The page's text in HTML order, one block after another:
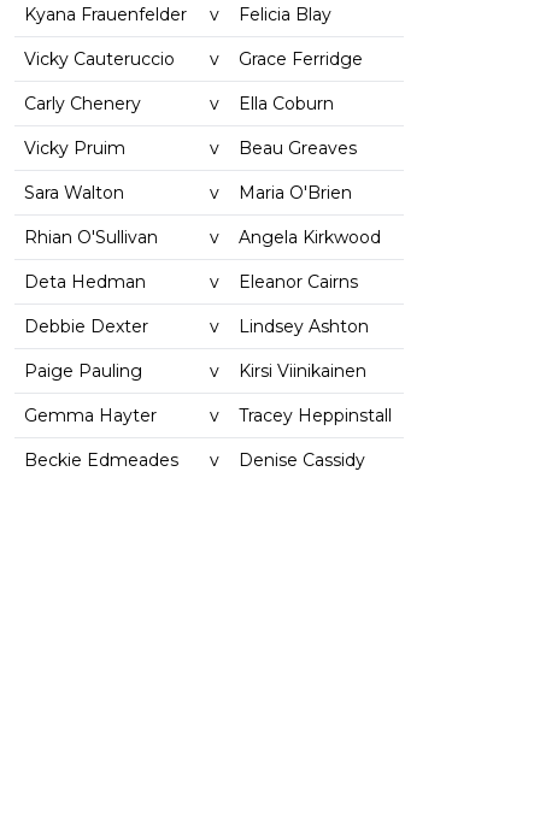
Kyana Frauenfelder v Felicia Blay
Vicky Cauteruccio v Grace Ferridge
Carly Chenery v Ella Coburn
Vicky Pruim v Beau Greaves
Sara Walton v Maria O'Brien
Rhian O'Sullivan v Angela Kirkwood
Deta Hedman v Eleanor Cairns
Debbie Dexter v Lindsey Ashton
Paige Pauling v Kirsi Viinikainen
Gemma Hayter v Tracey Heppinstall
Beckie Edmeades v Denise Cassidy